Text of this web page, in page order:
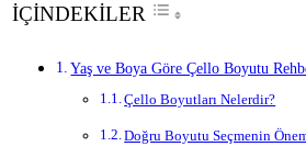
İÇİNDEKİLER
Yaş ve Boya Göre Çello Boyutu
Çello Boyutları Nelerdir?
Doğru Boyutu Seçmenin